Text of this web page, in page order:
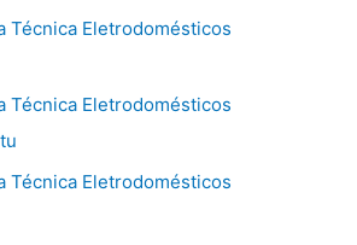
Técnica Eletrodomésticos
Técnica Eletrodomésticos
Técnica Eletrodomésticos